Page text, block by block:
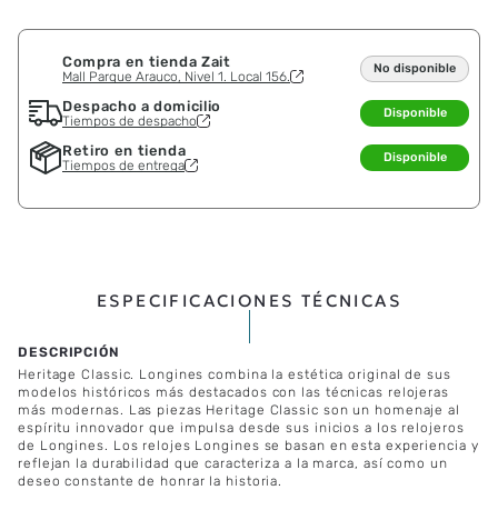
Compra en tienda Zait
Mall Parque Arauco, Nivel 1. Local 156.
No disponible
Despacho a domicilio
Tiempos de despacho
Disponible
Retiro en tienda
Tiempos de entrega
Disponible
ESPECIFICACIONES TÉCNICAS
Heritage Classic. Longines combina la estética original de sus
modelos históricos más destacados con las técnicas relojeras
más modernas. Las piezas Heritage Classic son un homenaje al
espíritu innovador que impulsa desde sus inicios a los relojeros
de Longines. Los relojes Longines se basan en esta experiencia y
reflejan la durabilidad que caracteriza a la marca, así como un
deseo constante de honrar la historia.